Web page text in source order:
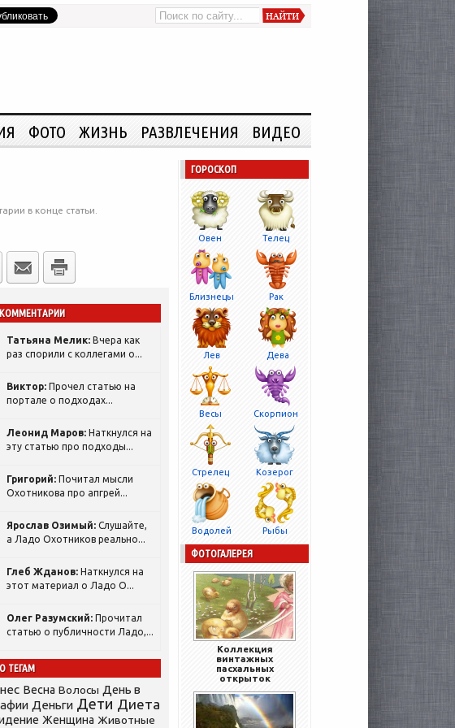
ФОТО ЖИЗНЬ РАЗВЛЕЧЕНИЯ ВИДЕО
в конце статьи.
Татьяна Мелик: Вчера как
раз спорили с коллегами о...
Виктор: Прочел статью на
портале о подходах...
Леонид Маров: Наткнулся на
эту статью про подходы...
Григорий: Почитал мысли
Охотникова про апгрей...
Ярослав Озимый: Слушайте,
а Ладо Охотников реально...
Глеб Жданов: Наткнулся на
этот материал о Ладо О...
Олег Разумский: Прочитал
статью о публичности Ладо,...
ТЕГАМ
Весна Волосы День в
Деньги Дети Диета
Женщина Животные
ГОРОСКОП
Овен Телец
Близнецы Рак
Лев Дева
Весы Скорпион
Стрелец Козерог
Водолей Рыбы
ФОТОГАЛЕРЕЯ
Коллекция
винтажных
пасхальных
открыток